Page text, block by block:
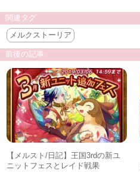
関連タグ
メルクストーリア
前後の記事
【メルスト/日記】王国3rdの新ユ
ニットフェスとレイド戦果